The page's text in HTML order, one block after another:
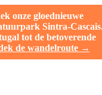
onze gloednieuwe
Sintra-
tot de betoverende
de wandelroute →